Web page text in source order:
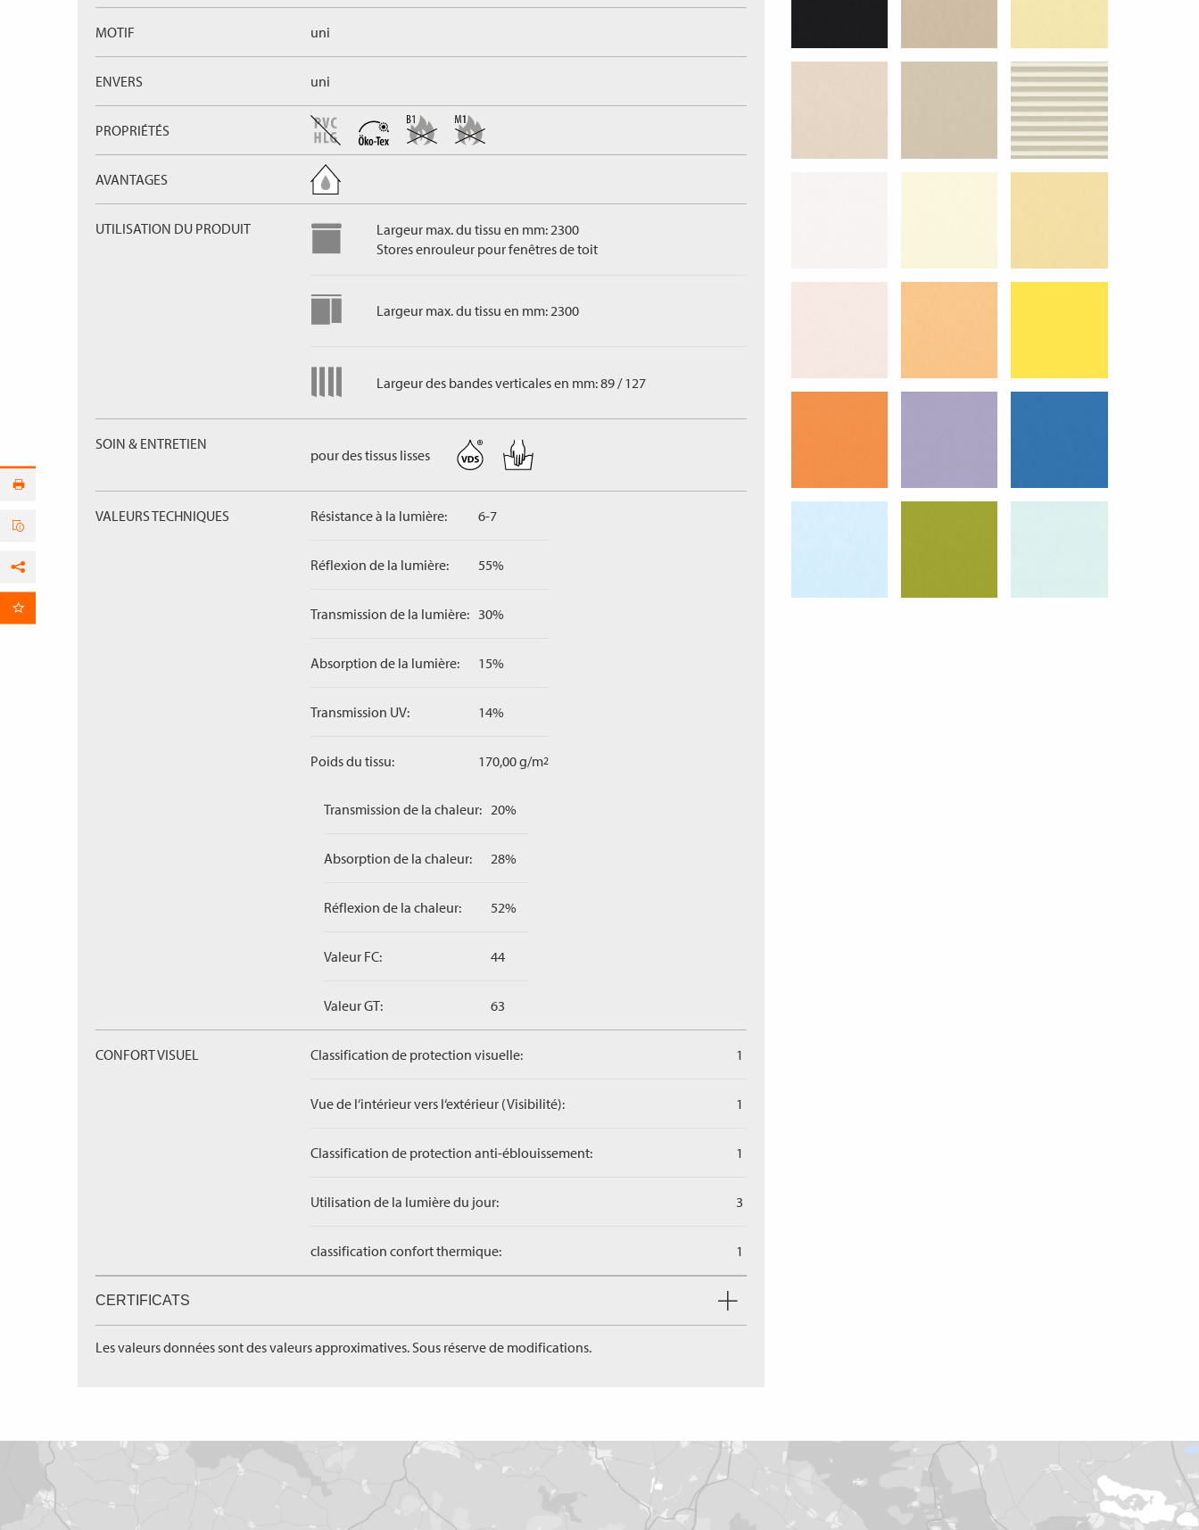
MOTIF uni
ENVERS uni
PROPRIÉTÉS
AVANTAGES
UTILISATION DU PRODUIT
Largeur max. du tissu en mm: 2300
Stores enrouleur pour fenêtres de toit
Largeur max. du tissu en mm: 2300
Largeur des bandes verticales en mm: 89 / 127
SOIN & ENTRETIEN
pour des tissus lisses
VALEURS TECHNIQUES Résistance à la lumière: 6-7
Réflexion de la lumière: 55%
Transmission de la lumière: 30%
Absorption de la lumière: 15%
Transmission UV: 14%
Poids du tissu: 170,00 g/m2
Transmission de la chaleur: 20%
Absorption de la chaleur: 28%
Réflexion de la chaleur: 52%
Valeur FC: 44
Valeur GT: 63
CONFORT VISUEL Classification de protection visuelle: 1
Vue de l‘intérieur vers l‘extérieur (Visibilité): 1
Classification de protection anti-éblouissement: 1
Utilisation de la lumière du jour: 3
classification confort thermique: 1
CERTIFICATS
Les valeurs données sont des valeurs approximatives. Sous réserve de modifications.